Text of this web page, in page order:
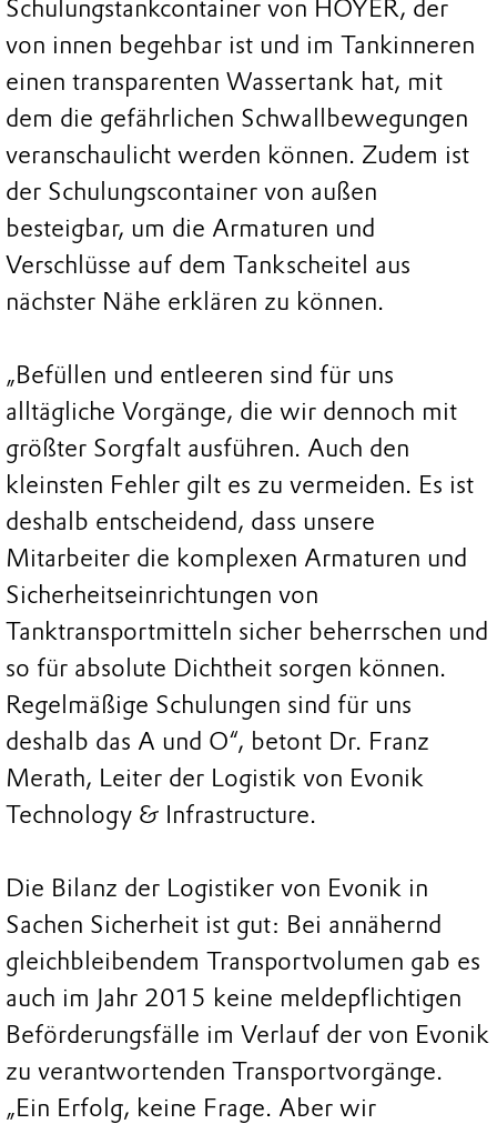
Schulungstankcontainer von HOYER, der
von innen begehbar ist und im Tankinneren
einen transparenten Wassertank hat, mit
dem die gefährlichen Schwallbewegungen
veranschaulicht werden können. Zudem ist
der Schulungscontainer von außen
besteigbar, um die Armaturen und
Verschlüsse auf dem Tankscheitel aus
nächster Nähe erklären zu können.
„Befüllen und entleeren sind für uns
alltägliche Vorgänge, die wir dennoch mit
größter Sorgfalt ausführen. Auch den
kleinsten Fehler gilt es zu vermeiden. Es ist
deshalb entscheidend, dass unsere
Mitarbeiter die komplexen Armaturen und
Sicherheitseinrichtungen von
Tanktransportmitteln sicher beherrschen und
so für absolute Dichtheit sorgen können.
Regelmäßige Schulungen sind für uns
deshalb das A und O“, betont Dr. Franz
Merath, Leiter der Logistik von Evonik
Technology & Infrastructure.
Die Bilanz der Logistiker von Evonik in
Sachen Sicherheit ist gut: Bei annähernd
gleichbleibendem Transportvolumen gab es
auch im Jahr 2015 keine meldepflichtigen
Beförderungsfälle im Verlauf der von Evonik
zu verantwortenden Transportvorgänge.
„Ein Erfolg, keine Frage. Aber wir